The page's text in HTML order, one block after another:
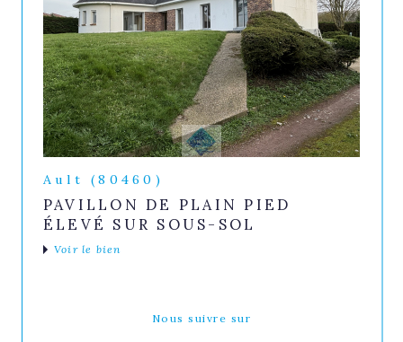
Ault (80460)
PAVILLON DE PLAIN PIED
ÉLEVÉ SUR SOUS-SOL
Voir le bien
Nous suivre sur